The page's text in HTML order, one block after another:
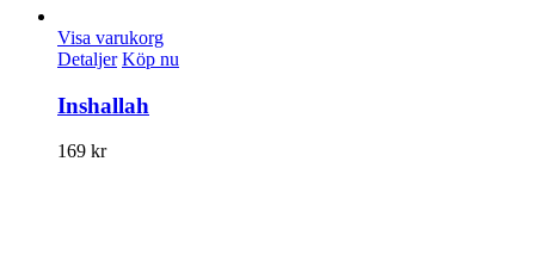
Visa varukorg
Detaljer Köp nu
Inshallah
169 kr